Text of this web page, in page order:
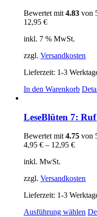
Bewertet mit 4.83 von
12,95 €
inkl. 7 % MwSt.
zzgl. Versandkosten
Lieferzeit: 1-3
In den Warenkorb
LeseBlüten 7:
Bewertet mit 4.75 von
4,95 € – 12,95 €
inkl. MwSt.
zzgl. Versandkosten
Lieferzeit: 1-3
Ausführung wählen